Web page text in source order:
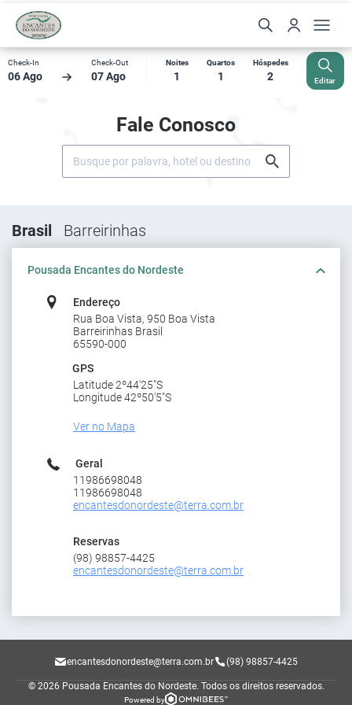
Check-In
06 Ago
Check-Out
07 Ago
Noites
1
Quartos
1
Hóspedes
2 Editar
Fale Conosco
Brasil Barreirinhas
Pousada Encantes do Nordeste
Endereço
Rua Boa Vista, 950 Boa Vista
Barreirinhas Brasil
65590-000
GPS
Latitude 2º44'25"S
Longitude 42º50'5"S
Ver no Mapa
Geral
11986698048
11986698048
encantesdonordeste@terra.com.br
Reservas
(98) 98857-4425
encantesdonordeste@terra.com.br
encantesdonordeste@terra.com.br (98) 98857-4425
© 2026 Pousada Encantes do Nordeste. Todos os direitos reservados.
Powered by